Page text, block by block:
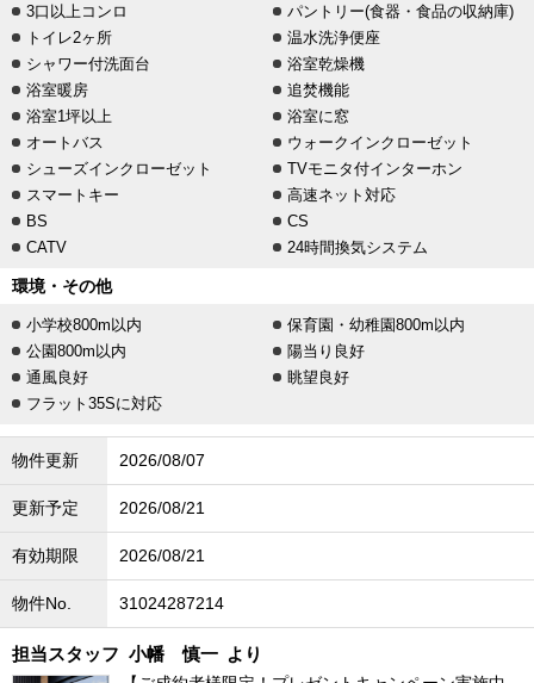
3口以上コンロ
パントリー(食器・食品の収納庫)
トイレ2ヶ所
温水洗浄便座
シャワー付洗面台
浴室乾燥機
浴室暖房
追焚機能
浴室1坪以上
浴室に窓
オートバス
ウォークインクローゼット
シューズインクローゼット
TVモニタ付インターホン
スマートキー
高速ネット対応
BS
CS
CATV
24時間換気システム
環境・その他
小学校800m以内
保育園・幼稚園800m以内
公園800m以内
陽当り良好
通風良好
眺望良好
フラット35Sに対応
物件更新 2026/08/07
更新予定 2026/08/21
有効期限 2026/08/21
物件No. 31024287214
担当スタッフ 小幡 慎一 より